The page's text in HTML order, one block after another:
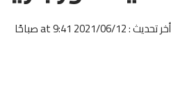
أخر تحديث : 2021/06/12 at 9:41 صباحًا